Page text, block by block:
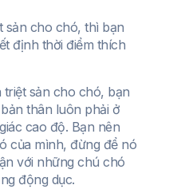
sản cho chó, thì bạn
định thời điểm thích
sản cho chó, bạn
thân luôn phải ở
cao độ. Bạn nên
của mình, đừng để nó
với những chú chó
động dục.